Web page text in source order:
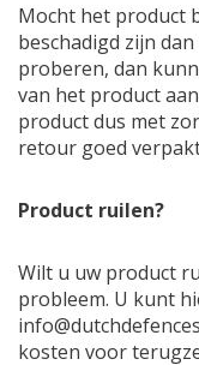
Mocht het product
beschadigd zijn
proberen, dan
van het product
product dus met
retour goed
Product ruilen?
Wilt u uw product
probleem. U kunt
kosten voor